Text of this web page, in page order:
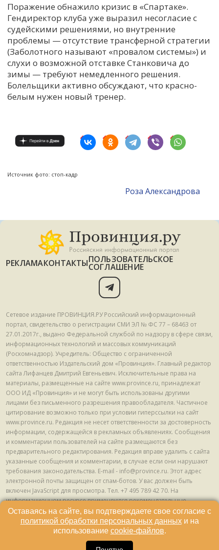
Поражение обнажило кризис в «Спартаке».
Гендиректор клуба уже выразил несогласие с
судейскими решениями, но внутренние
проблемы — отсутствие трансферной стратегии
(Заболотного называют «провалом системы») и
слухи о возможной отставке Станковича до
зимы — требуют немедленного решения.
Болельщики активно обсуждают, что красно-
белым нужен новый тренер.
Источник фото: стоп-кадр
Роза Александрова
РЕКЛАМАКОНТАКТЫПОЛЬЗОВАТЕЛЬСКОЕ
СОГЛАШЕНИЕ
Сетевое издание ПРОВИНЦИЯ.РУ Российский информационный
портал, свидетельство о регистрации СМИ ЭЛ № ФС 77 – 68463 от
27.01.2017г., выдано Федеральной службой по надзору в сфере связи,
информационных технологий и массовых коммуникаций
(Роскомнадзор). Учредитель: Общество с ограниченной
ответственностью Издательский дом «Провинция». Главный редактор
сайта Лифанцев Дмитрий Евгеньевич. Исключительные права на
материалы, размещенные на сайте www.province.ru, принадлежат
ООО ИД «Провинция» и не могут быть использованы другими
лицами без письменного разрешения правообладателя. Частичное
цитирование возможно только при условии гиперссылки на сайт
www.province.ru. Редакция не несет ответственности за достоверность
информации, содержащейся в рекламных объявлениях. Сообщения
и комментарии пользователей на сайте размещаются без
предварительного редактирования. Редакция вправе удалить с сайта
указанные сообщения и комментарии, в случае если они нарушают
требования законодательства. E-mail - info@province.ru. Этот адрес
электронной почты защищен от спам-ботов. У вас должен быть
включен JavaScript для просмотра. Tел. +7 495 789 42 70. На
информационном ресурсе применяются рекомендательные
технологии (информационные технологии предоставления
информации на основе сбора, систематизации и анализа сведений,
относящихся к предпочтениям пользователей сети "Интернет",
находящихся на территории Российской Федерации) © ООО ИД
Оставаясь на сайте, вы подтверждаете свое согласие с
политикой обработки персональных данныхи на
использование cookie-файлов.